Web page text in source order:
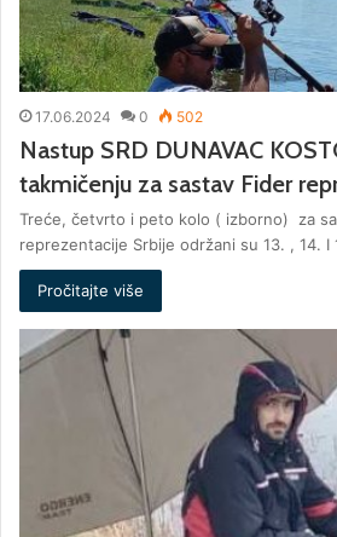
17.06.2024 0 502
Nastup SRD DUNAVAC
takmičenju za sastav Fider
Treće, četvrto i peto kolo ( izborno) za
reprezentacije Srbije održani su 13. , 14. I
Pročitajte više